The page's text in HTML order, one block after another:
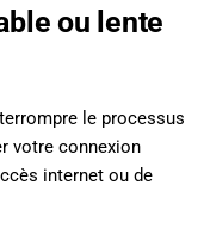
ไทย
Tiếng Việt
ou lente
le processus
votre connexion
internet ou de